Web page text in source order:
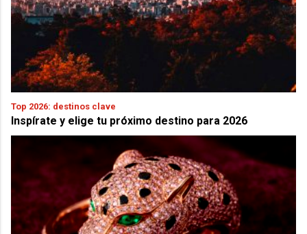
Top 2026: destinos clave
Inspírate y elige tu próximo destino para 2026